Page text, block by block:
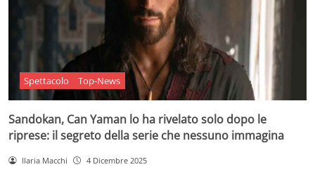
Spettacolo Top-News
Sandokan, Can Yaman lo ha rivelato solo dopo le
riprese: il segreto della serie che nessuno immagina
Ilaria Macchi 4 Dicembre 2025